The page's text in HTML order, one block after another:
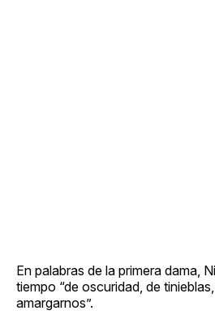
En palabras de la primera dama,
tiempo “de oscuridad, de
amargarnos”.